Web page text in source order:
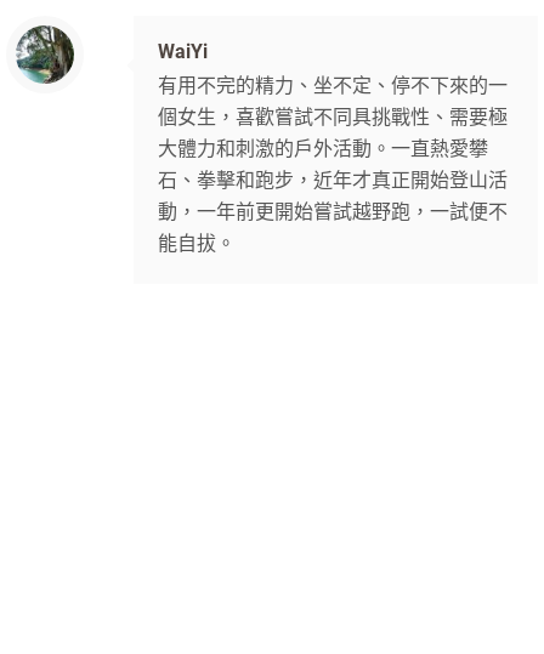
WaiYi
有用不完的精力、坐不定、停不下來的一
個女生，喜歡嘗試不同具挑戰性、需要極
大體力和刺激的戶外活動。一直熱愛攀
石、拳擊和跑步，近年才真正開始登山活
動，一年前更開始嘗試越野跑，一試便不
能自拔。